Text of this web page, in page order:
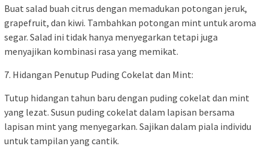
Buat salad buah citrus dengan memadukan potongan jeruk,
grapefruit, dan kiwi. Tambahkan potongan mint untuk aroma
segar. Salad ini tidak hanya menyegarkan tetapi juga
menyajikan kombinasi rasa yang memikat.
7. Hidangan Penutup Puding Cokelat dan Mint:
Tutup hidangan tahun baru dengan puding cokelat dan mint
yang lezat. Susun puding cokelat dalam lapisan bersama
lapisan mint yang menyegarkan. Sajikan dalam piala individu
untuk tampilan yang cantik.